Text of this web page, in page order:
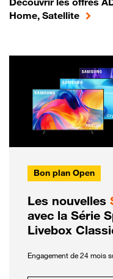
Home, Satellite
Bon plan Open
Les nouvelles
avec la Série
Livebox
Engagement de 24 mois